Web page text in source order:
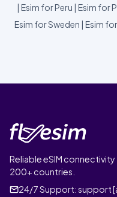
| Esim for Peru | Esim for
Esim for Sweden | Esim
Reliable eSIM
200+ countries.
24/7 Support:support